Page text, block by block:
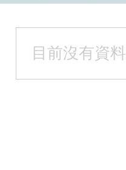
目前沒有資料